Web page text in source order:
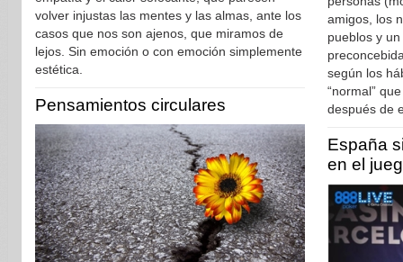
volver injustas las mentes y las almas, ante los
casos que nos son ajenos, que miramos de
lejos. Sin emoción o con emoción simplemente
estética.
Pensamientos circulares
amigos, los
pueblos y
según los
“normal”
después de
España
en el